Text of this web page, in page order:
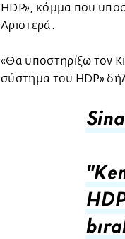
HDP», κόμμα που
Αριστερά.
«Θα υποστηρίξω τον
σύστημα του HDP»